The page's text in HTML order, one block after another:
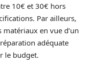
10€ et 30€ hors
Par ailleurs,
matériaux en vue d’un
adéquate
le budget.